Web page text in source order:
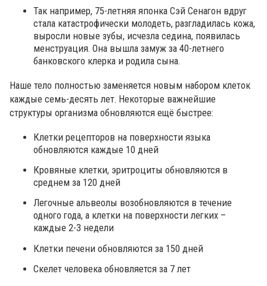
Так например, 75-летняя японка Сэй Сенагон вдруг
стала катастрофически молодеть, разгладилась кожа,
выросли новые зубы, исчезла седина, появилась
менструация. Она вышла замуж за 40-летнего
банковского клерка и родила сына.
Наше тело полностью заменяется новым набором клеток
каждые семь-десять лет. Некоторые важнейшие
структуры организма обновляются ещё быстрее:
Клетки рецепторов на поверхности языка
обновляются каждые 10 дней
Кровяные клетки, эритроциты обновляются в
среднем за 120 дней
Легочные альвеолы возобновляются в течение
одного года, а клетки на поверхности легких –
каждые 2-3 недели
Клетки печени обновляются за 150 дней
Скелет человека обновляется за 7 лет